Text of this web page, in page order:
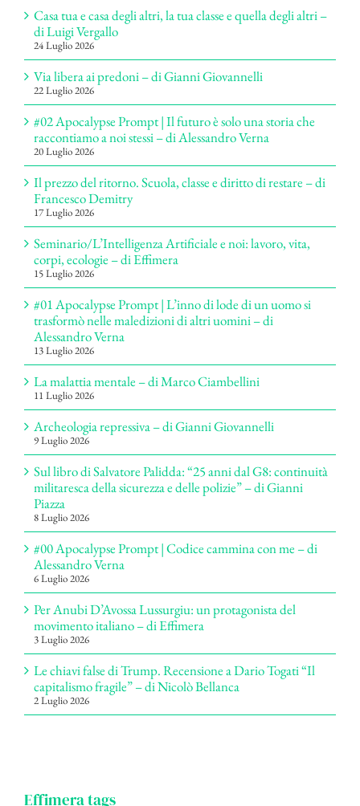
Casa tua e casa degli altri, la tua classe e quella degli altri –
di Luigi Vergallo
24 Luglio 2026
Via libera ai predoni – di Gianni Giovannelli
22 Luglio 2026
#02 Apocalypse Prompt | Il futuro è solo una storia che
raccontiamo a noi stessi – di Alessandro Verna
20 Luglio 2026
Il prezzo del ritorno. Scuola, classe e diritto di restare – di
Francesco Demitry
17 Luglio 2026
Seminario/L’Intelligenza Artificiale e noi: lavoro, vita,
corpi, ecologie – di Effimera
15 Luglio 2026
#01 Apocalypse Prompt | L’inno di lode di un uomo si
trasformò nelle maledizioni di altri uomini – di
Alessandro Verna
13 Luglio 2026
La malattia mentale – di Marco Ciambellini
11 Luglio 2026
Archeologia repressiva – di Gianni Giovannelli
9 Luglio 2026
Sul libro di Salvatore Palidda: “25 anni dal G8: continuità
militaresca della sicurezza e delle polizie” – di Gianni
Piazza
8 Luglio 2026
#00 Apocalypse Prompt | Codice cammina con me – di
Alessandro Verna
6 Luglio 2026
Per Anubi D’Avossa Lussurgiu: un protagonista del
movimento italiano – di Effimera
3 Luglio 2026
Le chiavi false di Trump. Recensione a Dario Togati “Il
capitalismo fragile” – di Nicolò Bellanca
2 Luglio 2026
Effimera tags